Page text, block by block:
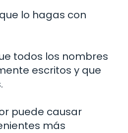
lo hagas con
todos los nombres
escritos y que
puede causar
más